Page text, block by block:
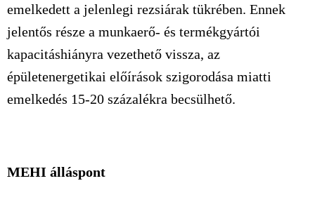
emelkedett a jelenlegi rezsiárak tükrében. Ennek
jelentős része a munkaerő- és termékgyártói
kapacitáshiányra vezethető vissza, az
épületenergetikai előírások szigorodása miatti
emelkedés 15-20 százalékra becsülhető.
MEHI álláspont